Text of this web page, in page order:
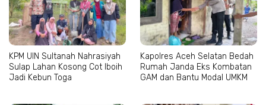
KPM UIN Sultanah Nahrasiyah
Sulap Lahan Kosong Cot Iboih
Jadi Kebun Toga
Kapolres Aceh Selatan Bedah
Rumah Janda Eks Kombatan
GAM dan Bantu Modal UMKM